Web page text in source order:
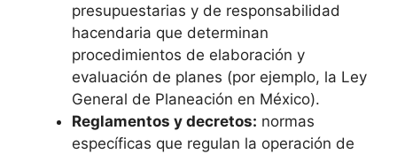
presupuestarias y de responsabilidad
hacendaria que determinan
procedimientos de elaboración y
evaluación de planes (por ejemplo, la Ley
General de Planeación en México).
Reglamentos y decretos: normas
específicas que regulan la operación de